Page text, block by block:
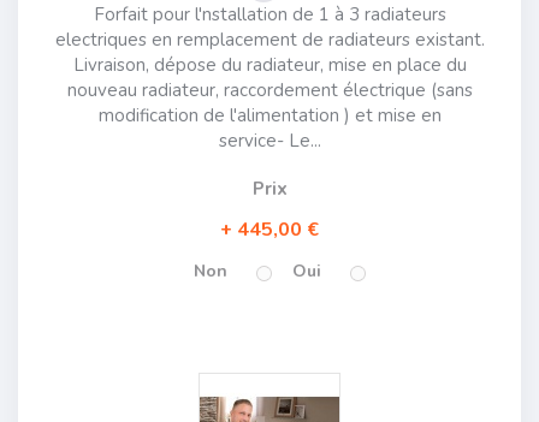
Forfait pour l'nstallation de 1 à 3 radiateurs
electriques en remplacement de radiateurs existant.
Livraison, dépose du radiateur, mise en place du
nouveau radiateur, raccordement électrique (sans
modification de l'alimentation ) et mise en
service- Le...
Prix
445,00 €
Non Oui